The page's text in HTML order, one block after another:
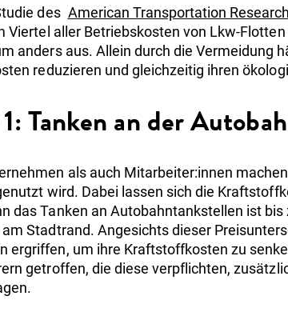
des American Transportation
Viertel aller Betriebskosten von Lkw-
anders aus. Allein durch die Vermeidung
reduzieren und gleichzeitig ihren
Tanken an der
als auch Mitarbeiter:innen
wird. Dabei lassen sich die
das Tanken an Autobahntankstellen ist
Stadtrand. Angesichts dieser
ergriffen, um ihre Kraftstoffkosten zu
getroffen, die diese verpflichten,